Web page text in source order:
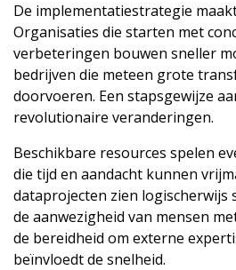
De implementatiestrategie
Organisaties die starten met
verbeteringen bouwen sneller
bedrijven die meteen grote
doorvoeren. Een stapsgewijze
revolutionaire veranderingen.
Beschikbare resources spelen
die tijd en aandacht kunnen
dataprojecten zien logischerwijs
de aanwezigheid van mensen
de bereidheid om externe
beïnvloedt de snelheid.